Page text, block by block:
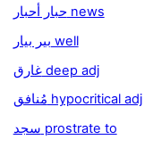
حبار أحبار news
بير بيار well
غارق deep adj
مُنافق hypocritical adj
سجد prostrate to